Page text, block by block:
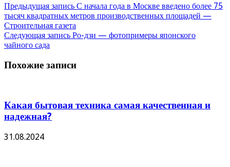
Предыдущая запись С начала года в Москве введено более 75
тысяч квадратных метров производственных площадей —
Строительная газета
Следующая запись Ро-дзи — фотопримеры японского
чайного сада
Похожие записи
Какая бытовая техника самая качественная и
надежная?
31.08.2024